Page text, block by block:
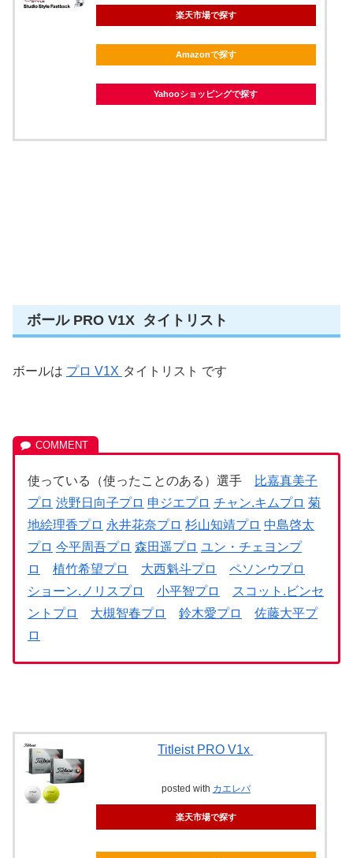
楽天市場で探す
Amazonで探す
Yahooショッピングで探す
ボール PRO V1X タイトリスト
ボールは プロ V1X タイトリスト です
使っている（使ったことのある）選手
比嘉真美子
プロ 渋野日向子プロ 申ジエプロ チャン.キムプロ 菊
地絵理香プロ 永井花奈プロ 杉山知靖プロ 中島啓太
プロ 今平周吾プロ 森田遥プロ ユン・チェヨンプ
ロ
植竹希望プロ 大西魁斗プロ
ペソンウプロ
ショーン.ノリスプロ
小平智プロ
スコット.ビンセ
ントプロ
大槻智春プロ 鈴木愛プロ
佐藤大平プ
ロ
Titleist PRO V1x
posted with カエレバ
楽天市場で探す